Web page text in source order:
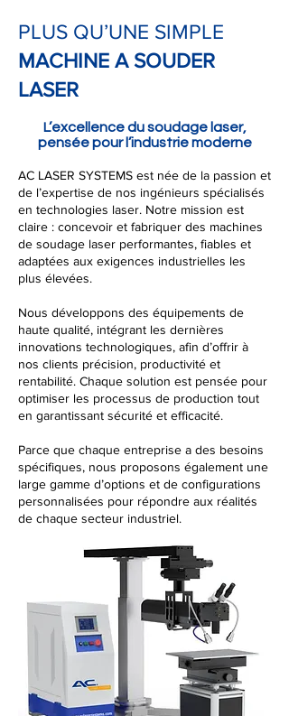
PLUS QU’UNE SIMPLE
MACHINE A SOUDER
LASER
L’excellence du soudage laser,
pensée pour l’industrie moderne
AC LASER SYSTEMS est née de la passion et
de l’expertise de nos ingénieurs spécialisés
en technologies laser. Notre mission est
claire : concevoir et fabriquer des machines
de soudage laser performantes, fiables et
adaptées aux exigences industrielles les
plus élevées.
Nous développons des équipements de
haute qualité, intégrant les dernières
innovations technologiques, afin d’offrir à
nos clients précision, productivité et
rentabilité. Chaque solution est pensée pour
optimiser les processus de production tout
en garantissant sécurité et efficacité.
Parce que chaque entreprise a des besoins
spécifiques, nous proposons également une
large gamme d’options et de configurations
personnalisées pour répondre aux réalités
de chaque secteur industriel.